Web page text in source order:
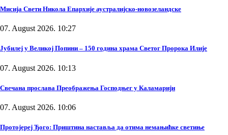
Мисија Свети Никола Епархије аустралијско-новозеландске
07. August 2026. 10:27
Јубилеј у Великој Попини – 150 година храма Светог Пророка Илије
07. August 2026. 10:13
Свечана прослава Преображења Господњег у Каламарији
07. August 2026. 10:06
Протојереј Ђого: Приштина наставља да отима немањићке светиње